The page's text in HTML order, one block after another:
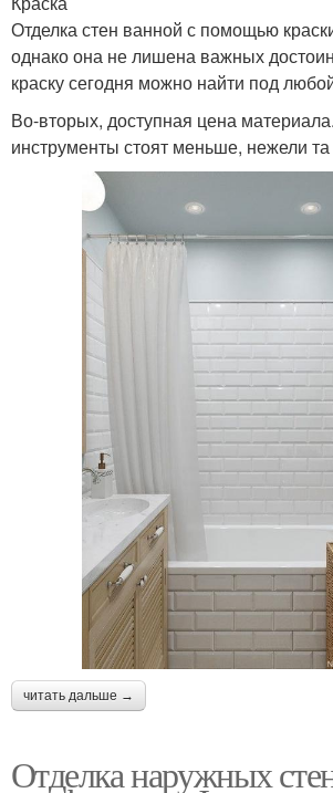
Отделка стен ванной с помощью
однако она не лишена важных
краску сегодня можно найти под
Во-вторых, доступная цена
инструменты стоят меньше, нежели
читать дальше →
Отделка наружных